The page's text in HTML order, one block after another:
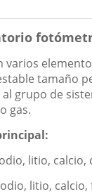
varios
tamaño
grupo de
gas.
litio,
litio,